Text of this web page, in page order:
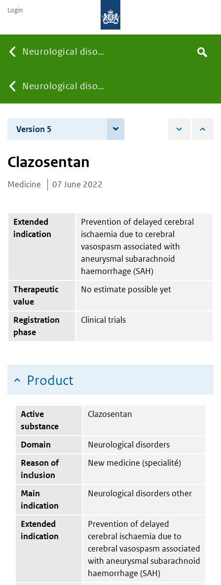
Neurological disorders
You
are
here:
Neurological disorders
the
Search
Login
Version 5
Clazosentan
Medicine 07 June 2022
Extended
indication
Prevention of delayed cerebral
ischaemia due to cerebral
vasospasm associated with
aneurysmal subarachnoid
haemorrhage (SAH)
Therapeutic
value
No estimate possible yet
Registration
phase
Clinical trials
Product
Active
substance
Clazosentan
Domain
Neurological disorders
Reason of
inclusion
New medicine (specialité)
Main
indication
Neurological disorders other
Extended
indication
Prevention of delayed
cerebral ischaemia due to
cerebral vasospasm associated
with aneurysmal subarachnoid
haemorrhage (SAH)